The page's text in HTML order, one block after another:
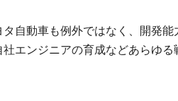
自動車も例外ではなく、開発
エンジニアの育成などあらゆ